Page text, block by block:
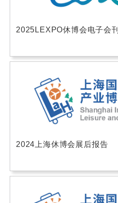
2025LEXPO休博会电子会刊
2024上海休博会展后报告